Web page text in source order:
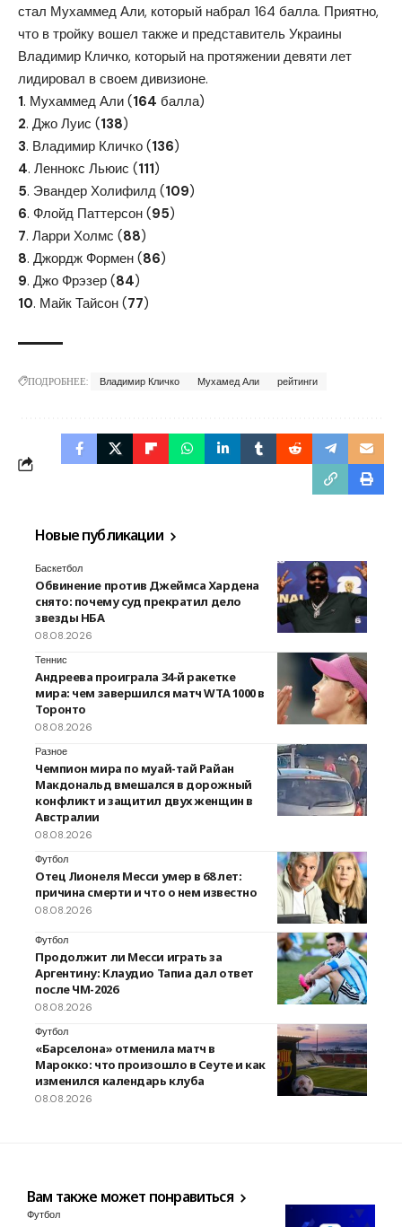
стал Мухаммед Али, который набрал 164 балла. Приятно,
что в тройку вошел также и представитель Украины
Владимир Кличко, который на протяжении девяти лет
лидировал в своем дивизионе.
1. Мухаммед Али (164 балла)
2. Джо Луис (138)
3. Владимир Кличко (136)
4. Леннокс Льюис (111)
5. Эвандер Холифилд (109)
6. Флойд Паттерсон (95)
7. Ларри Холмс (88)
8. Джордж Формен (86)
9. Джо Фрэзер (84)
10. Майк Тайсон (77)
ПОДРОБНЕЕ: Владимир Кличко Мухамед Али рейтинги
Новые публикации
Баскетбол
Обвинение против Джеймса Хардена
снято: почему суд прекратил дело
звезды НБА
08.08.2026
Теннис
Андреева проиграла 34-й ракетке
мира: чем завершился матч WTA 1000 в
Торонто
08.08.2026
Разное
Чемпион мира по муай-тай Райан
Макдональд вмешался в дорожный
конфликт и защитил двух женщин в
Австралии
08.08.2026
Футбол
Отец Лионеля Месси умер в 68 лет:
причина смерти и что о нем известно
08.08.2026
Футбол
Продолжит ли Месси играть за
Аргентину: Клаудио Тапиа дал ответ
после ЧМ-2026
08.08.2026
Футбол
«Барселона» отменила матч в
Марокко: что произошло в Сеуте и как
изменился календарь клуба
08.08.2026
Вам также может понравиться
Футбол